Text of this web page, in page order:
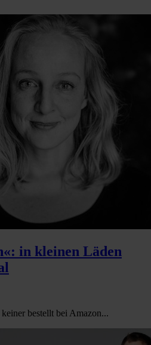
in kleinen Läden
bestellt bei Amazon...